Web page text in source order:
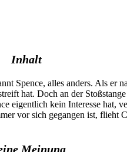
Inhalt
Spence, alles anders. Als
hat. Doch an der
kein Interesse hat,
vor sich gegangen ist, flieht
Meinung